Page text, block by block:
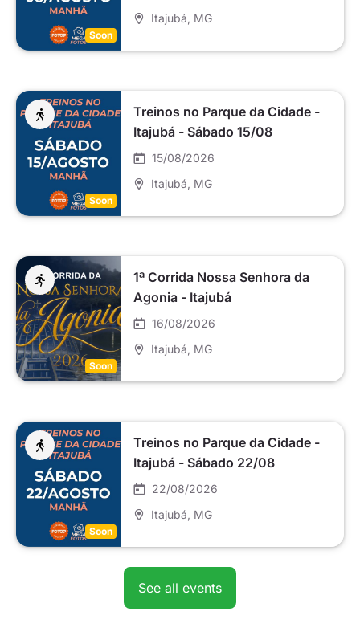
Soon
Itajubá , MG
Soon
Treinos no Parque da Cidade -
Itajubá - Sábado 15/08
15/08/2026
Itajubá , MG
Soon
1ª Corrida Nossa Senhora da
Agonia - Itajubá
16/08/2026
Itajubá , MG
Soon
Treinos no Parque da Cidade -
Itajubá - Sábado 22/08
22/08/2026
Itajubá , MG
See all events